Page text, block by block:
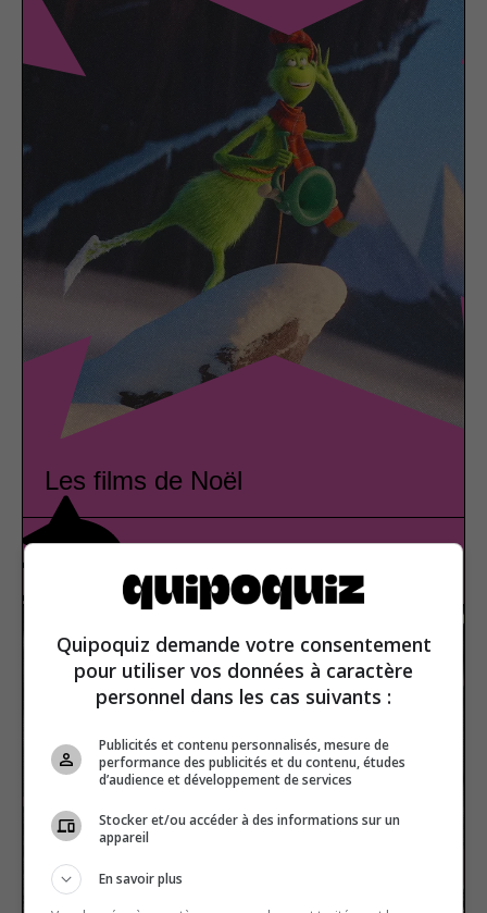
Les films de Noël
Quipoquiz demande votre consentement
pour utiliser vos données à caractère
personnel dans les cas suivants :
Publicités et contenu personnalisés, mesure de
performance des publicités et du contenu, études
d’audience et développement de services
Stocker et/ou accéder à des informations sur un
appareil
En savoir plus